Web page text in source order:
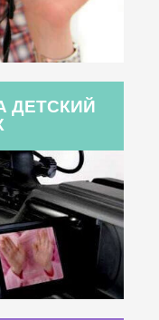
ДЕТСКИЙ